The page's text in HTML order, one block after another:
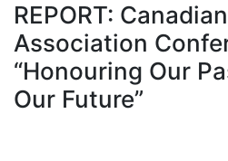
À propos
REPORT:
Association
“Honouring Our
Our Future”